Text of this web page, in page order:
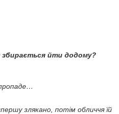
збирається йти додому?
злякано, потім обличчя їй